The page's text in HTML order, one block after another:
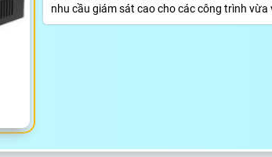
nhu cầu giám sát cao cho các công trình